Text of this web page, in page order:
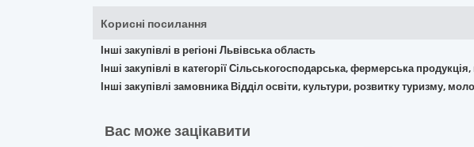
Корисні посилання
Інші закупівлі в регіоні Львівська область
Інші закупівлі в категорії Сільськогосподарська, фермерська
Інші закупівлі замовника Відділ освіти, культури, розвитку туризму,
Вас може зацікавити